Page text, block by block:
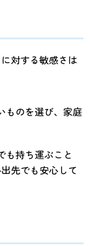
対する敏感さは
ものを選び、家庭
も持ち運ぶこと
先でも安心して